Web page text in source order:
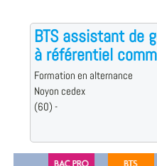
BTS assistant de
à référentiel
Formation en alternance
Noyon cedex
(60) -